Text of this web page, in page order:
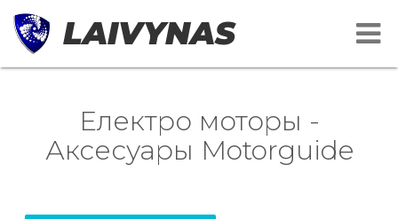
LAIVYNAS
Електро моторы -
Аксесуары Motorguide